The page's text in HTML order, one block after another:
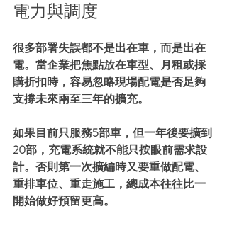
電力與調度
很多部署失誤都不是出在車，而是出在
電。當企業把焦點放在車型、月租或採
購折扣時，容易忽略現場配電是否足夠
支撐未來兩至三年的擴充。
如果目前只服務5部車，但一年後要擴到
20部，充電系統就不能只按眼前需求設
計。否則第一次擴編時又要重做配電、
重排車位、重走施工，總成本往往比一
開始做好預留更高。